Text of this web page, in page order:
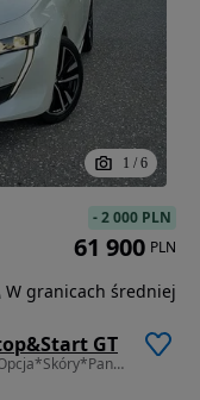
1 / 6
GT
1997 cm3 • 180 KM • 2,0HDI*180KM*GT*FullOpcja*Skóry*Panorama*FullLed*Asystenty*Kamera360*
-2 000 PLN
61 900 PLN
W granicach średniej